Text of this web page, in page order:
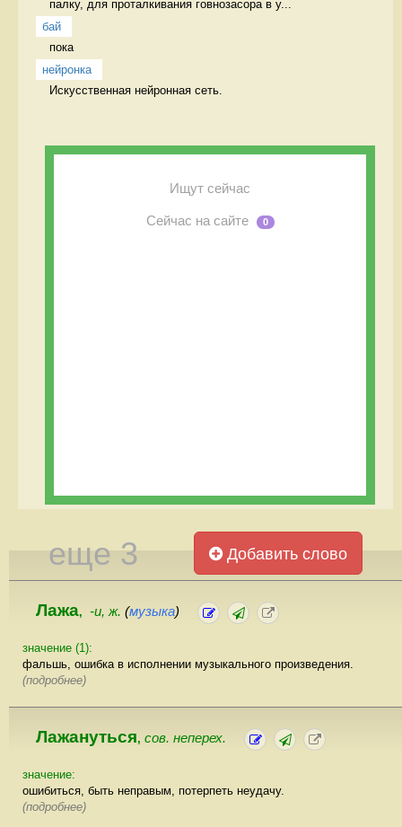
палку, для проталкивания говнозасора в у...
бай
пока
нейронка
Искусственная нейронная сеть.
Ищут сейчас
Сейчас на сайте 0
еще 3 Добавить слово
Лажа, -и, ж. (музыка)
значение (1):
фальшь, ошибка в исполнении музыкального произведения.
(подробнее)
Лажануться, сов. неперех.
значение:
ошибиться, быть неправым, потерпеть неудачу.
(подробнее)